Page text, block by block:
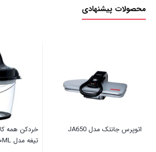
محصولات پیشنهادی
اتوپرس جانتک مدل JA650
تیغه مدل ۸۰۰ML